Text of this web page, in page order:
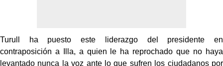
Turull ha puesto este liderazgo del presidente en
contraposición a Illa, a quien le ha reprochado que no haya
levantado nunca la voz ante lo que sufren los ciudadanos por